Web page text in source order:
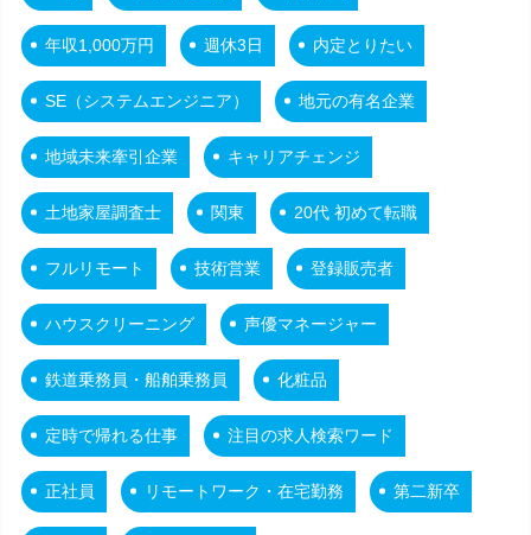
年収1,000万円 週休3日 内定とりたい
SE（システムエンジニア） 地元の有名企業
地域未来牽引企業 キャリアチェンジ
土地家屋調査士 関東 20代 初めて転職
フルリモート 技術営業 登録販売者
ハウスクリーニング 声優マネージャー
鉄道乗務員・船舶乗務員 化粧品
定時で帰れる仕事 注目の求人検索ワード
正社員 リモートワーク・在宅勤務 第二新卒